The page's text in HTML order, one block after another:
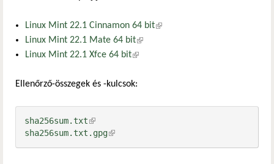
Linux Mint 22.1 Cinnamon 64 bit(külső hivatkozás)
Linux Mint 22.1 Mate 64 bit(külső hivatkozás)
Linux Mint 22.1 Xfce 64 bit(külső hivatkozás)
Ellenőrző-összegek és -kulcsok:
sha256sum.txt(külső hivatkozás)
sha256sum.txt.gpg(külső hivatkozás)